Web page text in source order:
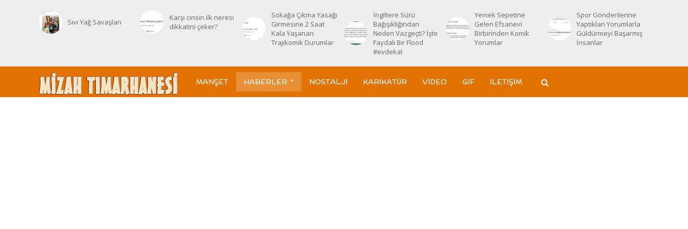
Sıvı Yağ Savaşları
Karşı cinsin ilk neresi
dikkatini çeker?
Sokağa Çıkma Yasağı
Girmesine 2 Saat
Kala Yaşanan
Trajikomik Durumlar
İngiltere Sürü
Bağışıklığından
Neden Vazgeçti? İşte
Faydalı Bir Flood
#evdekal
Yemek Sepetine
Gelen Efsanevi
Birbirinden Komik
Yorumlar
Spor Gönderilerine
Yaptıkları Yorumlarla
Güldürmeyi Başarmış
İnsanlar
MANŞET HABERLER NOSTALJI KARIKATÜR VIDEO GIF İLETIŞIM